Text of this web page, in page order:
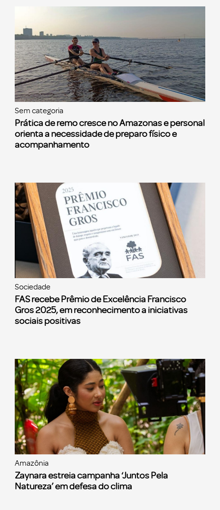
Sem categoria
Prática de remo cresce no Amazonas e personal
orienta a necessidade de preparo físico e
acompanhamento
Sociedade
FAS recebe Prêmio de Excelência Francisco
Gros 2025, em reconhecimento a iniciativas
sociais positivas
Amazônia
Zaynara estreia campanha ‘Juntos Pela
Natureza’ em defesa do clima